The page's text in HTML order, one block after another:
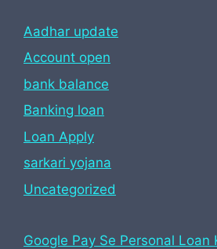
Aadhar update
Account open
bank balance
Banking loan
Loan Apply
sarkari yojana
Uncategorized
Google Pay Se Personal Loan